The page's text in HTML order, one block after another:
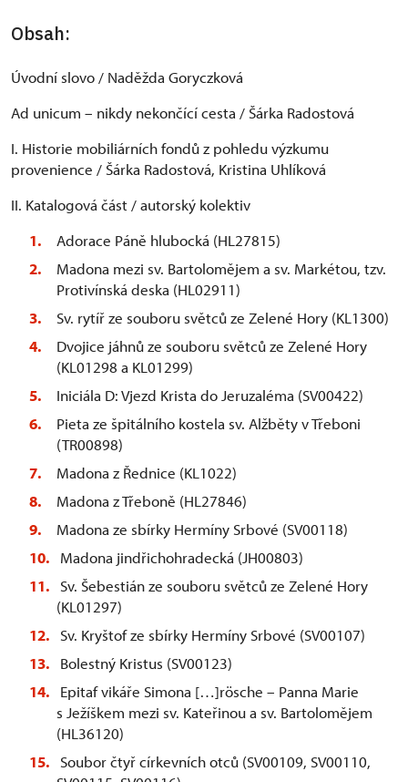
Obsah:
Úvodní slovo / Naděžda Goryczková
Ad unicum – nikdy nekončící cesta / Šárka Radostová
I. Historie mobiliárních fondů z pohledu výzkumu
provenience / Šárka Radostová, Kristina Uhlíková
II. Katalogová část / autorský kolektiv
Adorace Páně hlubocká (HL27815)
Madona mezi sv. Bartolomějem a sv. Markétou, tzv.
Protivínská deska (HL02911)
Sv. rytíř ze souboru světců ze Zelené Hory (KL1300)
Dvojice jáhnů ze souboru světců ze Zelené Hory
(KL01298 a KL01299)
Iniciála D: Vjezd Krista do Jeruzaléma (SV00422)
Pieta ze špitálního kostela sv. Alžběty v Třeboni
(TR00898)
Madona z Řednice (KL1022)
Madona z Třeboně (HL27846)
Madona ze sbírky Hermíny Srbové (SV00118)
Madona jindřichohradecká (JH00803)
Sv. Šebestián ze souboru světců ze Zelené Hory
(KL01297)
Sv. Kryštof ze sbírky Hermíny Srbové (SV00107)
Bolestný Kristus (SV00123)
Epitaf vikáře Simona […]rösche – Panna Marie
s Ježíškem mezi sv. Kateřinou a sv. Bartolomějem
(HL36120)
Soubor čtyř církevních otců (SV00109, SV00110,